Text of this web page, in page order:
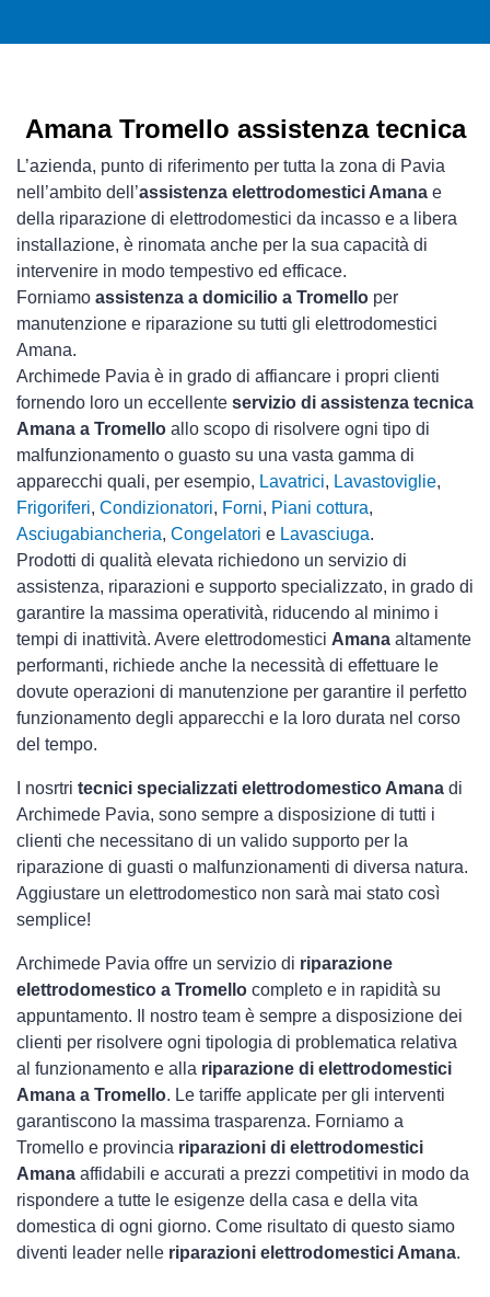
Amana Tromello assistenza tecnica
L’azienda, punto di riferimento per tutta la zona di Pavia
nell’ambito dell’assistenza elettrodomestici Amana e
della riparazione di elettrodomestici da incasso e a libera
installazione, è rinomata anche per la sua capacità di
intervenire in modo tempestivo ed efficace.
Forniamo assistenza a domicilio a Tromello per
manutenzione e riparazione su tutti gli elettrodomestici
Amana.
Archimede Pavia è in grado di affiancare i propri clienti
fornendo loro un eccellente servizio di assistenza tecnica
Amana a Tromello allo scopo di risolvere ogni tipo di
malfunzionamento o guasto su una vasta gamma di
apparecchi quali, per esempio, Lavatrici, Lavastoviglie,
Frigoriferi, Condizionatori, Forni, Piani cottura,
Asciugabiancheria, Congelatori e Lavasciuga.
Prodotti di qualità elevata richiedono un servizio di
assistenza, riparazioni e supporto specializzato, in grado di
garantire la massima operatività, riducendo al minimo i
tempi di inattività. Avere elettrodomestici Amana altamente
performanti, richiede anche la necessità di effettuare le
dovute operazioni di manutenzione per garantire il perfetto
funzionamento degli apparecchi e la loro durata nel corso
del tempo.
I nosrtri tecnici specializzati elettrodomestico Amana di
Archimede Pavia, sono sempre a disposizione di tutti i
clienti che necessitano di un valido supporto per la
riparazione di guasti o malfunzionamenti di diversa natura.
Aggiustare un elettrodomestico non sarà mai stato così
semplice!
Archimede Pavia offre un servizio di riparazione
elettrodomestico a Tromello completo e in rapidità su
appuntamento. Il nostro team è sempre a disposizione dei
clienti per risolvere ogni tipologia di problematica relativa
al funzionamento e alla riparazione di elettrodomestici
Amana a Tromello. Le tariffe applicate per gli interventi
garantiscono la massima trasparenza. Forniamo a
Tromello e provincia riparazioni di elettrodomestici
Amana affidabili e accurati a prezzi competitivi in modo da
rispondere a tutte le esigenze della casa e della vita
domestica di ogni giorno. Come risultato di questo siamo
diventi leader nelle riparazioni elettrodomestici Amana.